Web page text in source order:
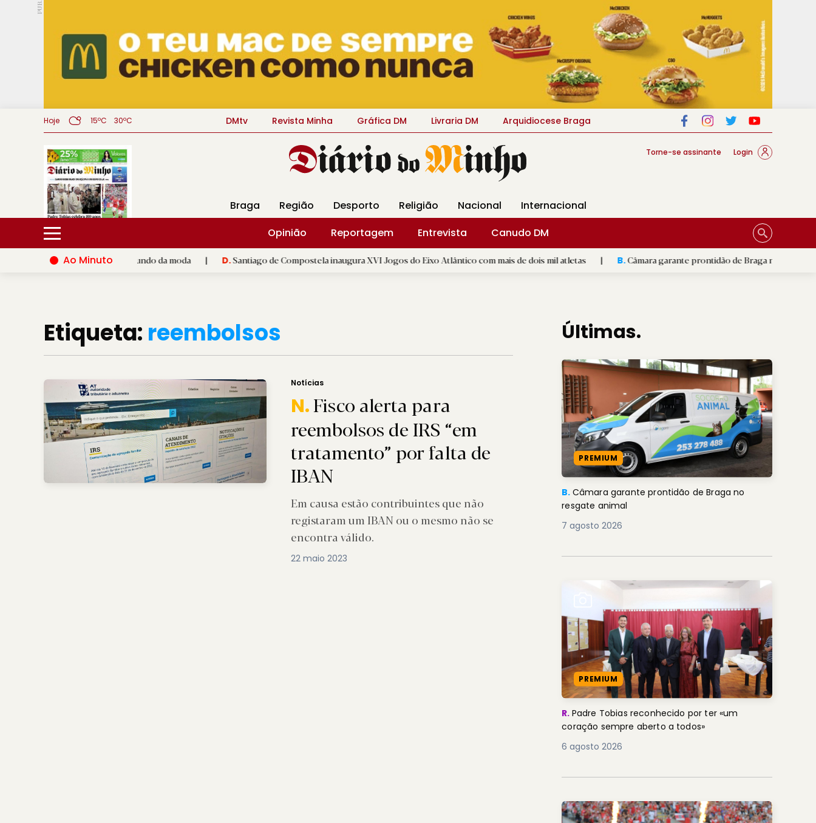
PUB.
Hoje 15ºC 30ºC DMtv Revista Minha Gráfica DM Livraria DM Arquidiocese Braga
Torne-se assinante Login
Braga Região Desporto Religião Nacional
Internacional
Opinião
Reportagem Entrevista
Canudo DM
Ao Minuto
e à inovação do mundo da moda | D.Santiago de Compostela inaugura XVI Jogos do Eixo Atlântico com mais de dois mil atletas | B.Câmara garante prontidão de Braga no resgate animal
Etiqueta: reembolsos
Notícias
N.Fisco alerta para
reembolsos de IRS “em
tratamento” por falta de
IBAN
Em causa estão contribuintes que não
registaram um IBAN ou o mesmo não se
encontra válido.
22 maio 2023
Últimas.
PREMIUM
B. Câmara garante prontidão de Braga no
resgate animal
7 agosto 2026
PREMIUM
R. Padre Tobias reconhecido por ter «um
coração sempre aberto a todos»
6 agosto 2026